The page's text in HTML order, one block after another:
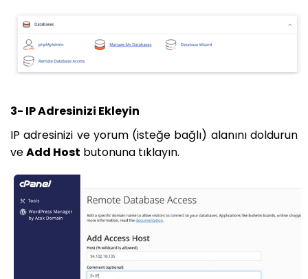
3- IP Adresinizi Ekleyin
IP adresinizi ve yorum (isteğe bağlı) alanını doldurun
veAdd Host butonuna tıklayın.